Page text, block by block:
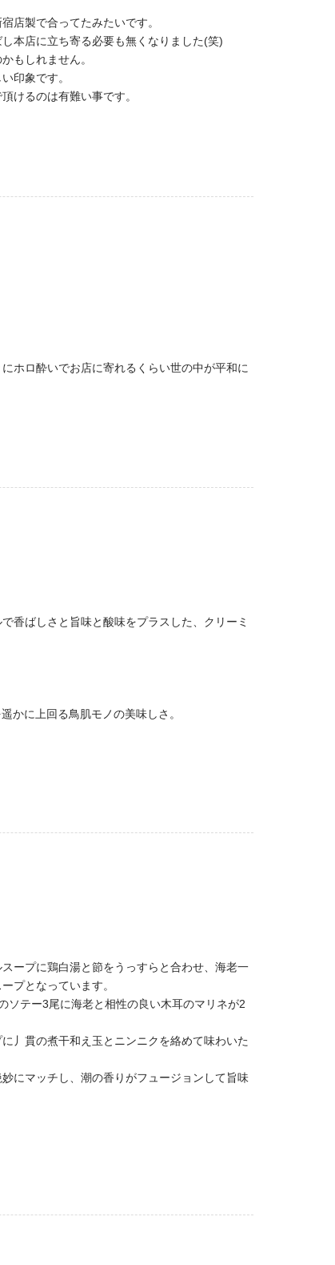
店製で合ってたみたいです。
本店に立ち寄る必要も無くなりました(笑)
もしれません。
印象です。
けるのは有難い事です。
ホロ酔いでお店に寄れるくらい世の中が平和に
香ばしさと旨味と酸味をプラスした、クリーミ
かに上回る鳥肌モノの美味しさ。
ープに鶏白湯と節をうっすらと合わせ、海老一
プとなっています。
ソテー3尾に海老と相性の良い木耳のマリネが2
丿貫の煮干和え玉とニンニクを絡めて味わいた
にマッチし、潮の香りがフュージョンして旨味